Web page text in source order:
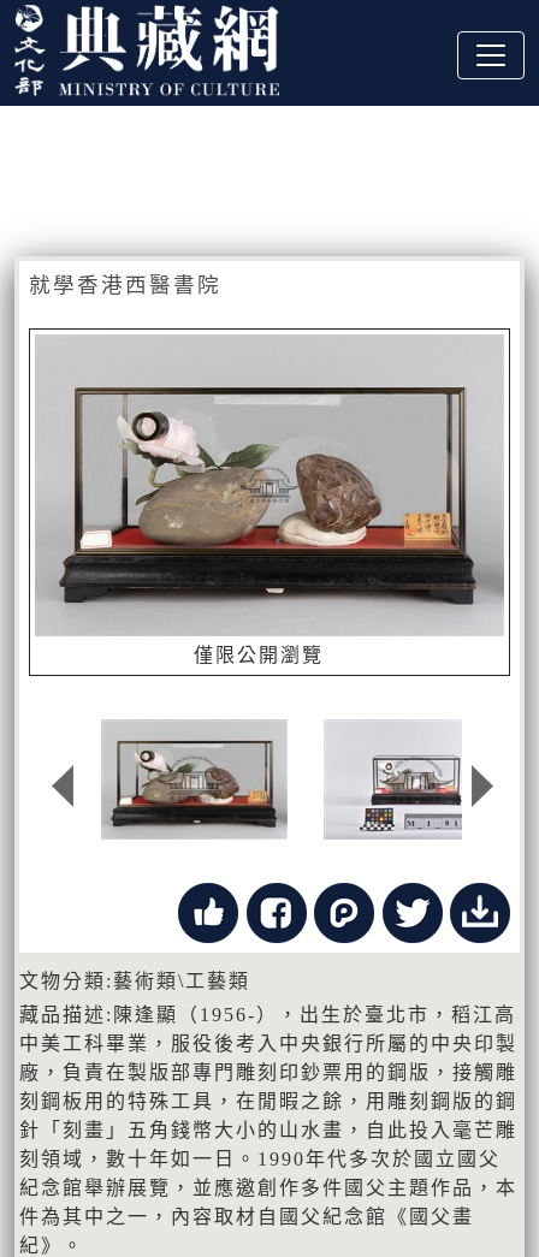
跳到主要內容
:::
就學香港西醫書院
僅限公開瀏覽
文物分類:藝術類\工藝類
藏品描述:陳逢顯（1956-），出生於臺北市，稻江高
中美工科畢業，服役後考入中央銀行所屬的中央印製
廠，負責在製版部專門雕刻印鈔票用的鋼版，接觸雕
刻鋼板用的特殊工具，在閒暇之餘，用雕刻鋼版的鋼
針「刻畫」五角錢幣大小的山水畫，自此投入毫芒雕
刻領域，數十年如一日。1990年代多次於國立國父
紀念館舉辦展覽，並應邀創作多件國父主題作品，本
件為其中之一，內容取材自國父紀念館《國父畫
紀》。